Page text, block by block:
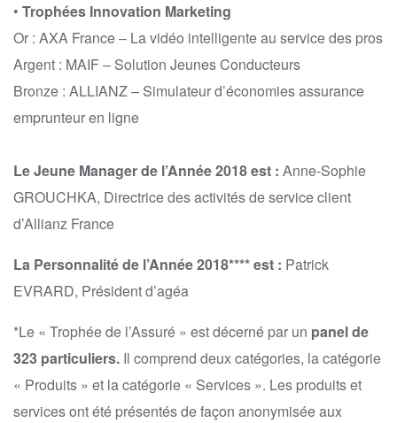
• Trophées Innovation Marketing
Or : AXA France – La vidéo intelligente au service des pros
Argent : MAIF – Solution Jeunes Conducteurs
Bronze : ALLIANZ – Simulateur d’économies assurance
emprunteur en ligne
Le Jeune Manager de l’Année 2018 est : Anne-Sophie
GROUCHKA, Directrice des activités de service client
d’Allianz France
La Personnalité de l’Année 2018**** est : Patrick
EVRARD, Président d’agéa
*Le « Trophée de l’Assuré » est décerné par un panel de
323 particuliers. Il comprend deux catégories, la catégorie
« Produits » et la catégorie « Services ». Les produits et
services ont été présentés de façon anonymisée aux